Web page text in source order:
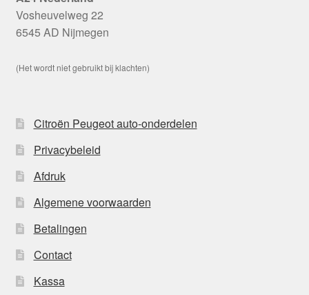
Vosheuvelweg 22
6545 AD Nijmegen
(Het wordt niet gebruikt bij klachten)
Citroën Peugeot auto-onderdelen
Privacybeleid
Afdruk
Algemene voorwaarden
Betalingen
Contact
Kassa